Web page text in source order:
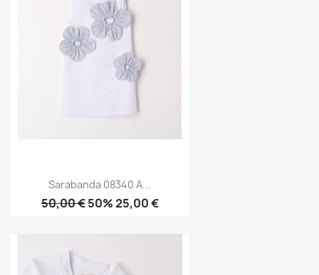
Sarabanda 08340 A...
50,00 €50% 25,00 €